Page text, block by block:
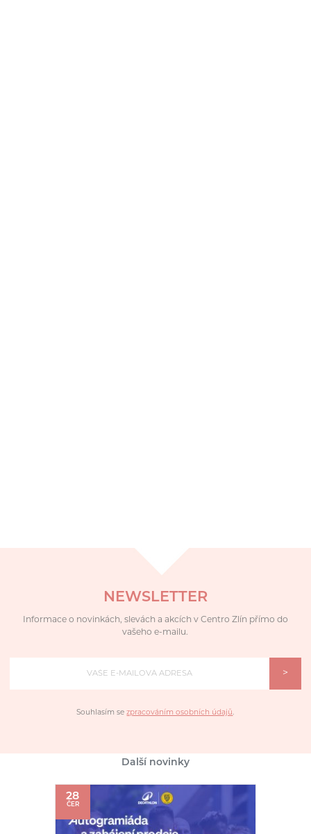
NEWSLETTER
Informace o novinkách, slevách a akcích v Centro Zlín přímo do
vašeho e-mailu.
>
Souhlasím sezpracováním osobních údajů.
Další novinky
28
ČER